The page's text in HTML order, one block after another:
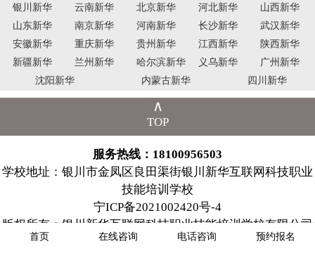
银川新华 云南新华 北京新华 河北新华
山西新华
山东新华
南京新华 河南新华 长沙新华
武汉新华
安徽新华
重庆新华 贵州新华 江西新华
陕西新华
新疆新华
兰州新华 哈尔滨新华 义乌新华
广州新华
沈阳新华
内蒙古新华 四川新华
∧
TOP
服务热线：18100956503
学校地址：银川市金凤区良田渠街银川新华互联网科技职业
技能培训学校
宁ICP备2021002420号-4
版权所有：银川新华互联网科技职业技能培训学校有限公司
版权所有：北京朗杰科技有限公司
首页 在线咨询 电话咨询 预约报名